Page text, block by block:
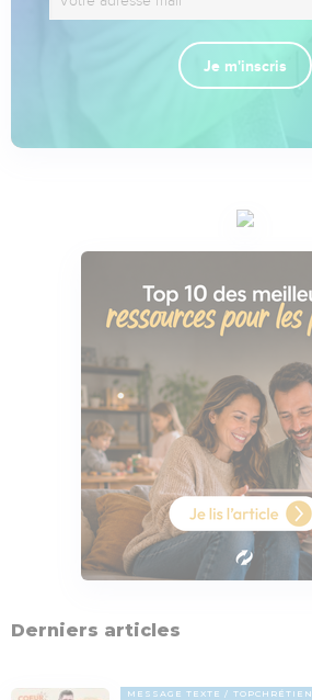
Je m'inscris
Derniers articles
MESSAGE TEXTE TOPCHRÉTIEN